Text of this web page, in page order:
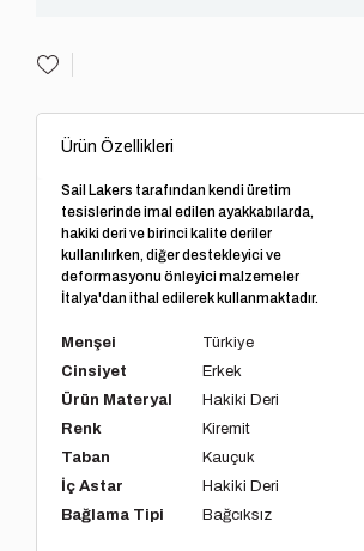
Ürün Özellikleri
Sail Lakers tarafından kendi üretim
tesislerinde imal edilen ayakkabılarda,
hakiki deri ve birinci kalite deriler
kullanılırken, diğer destekleyici ve
deformasyonu önleyici malzemeler
İtalya'dan ithal edilerek kullanmaktadır.
Menşei
Türkiye
Cinsiyet
Erkek
Ürün Materyal
Hakiki Deri
Renk
Kiremit
Taban
Kauçuk
İç Astar
Hakiki Deri
Bağlama Tipi
Bağcıksız